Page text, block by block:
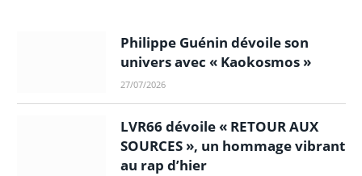
Philippe Guénin dévoile son
univers avec « Kaokosmos »
27/07/2026
LVR66 dévoile « RETOUR AUX
SOURCES », un hommage vibrant
au rap d’hier